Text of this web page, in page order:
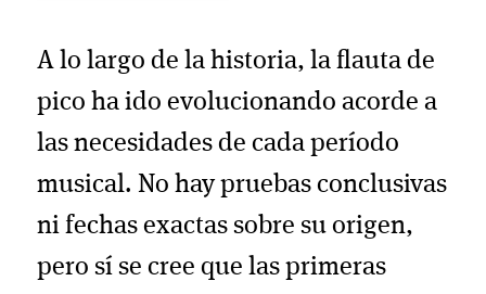
A lo largo de la historia, la flauta de
pico ha ido evolucionando acorde a
las necesidades de cada período
musical. No hay pruebas conclusivas
ni fechas exactas sobre su origen,
pero sí se cree que las primeras